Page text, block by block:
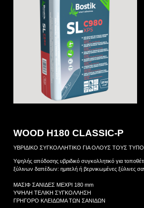
WOOD H180 CLASSIC-P
ΥΒΡΙΔΙΚΟ ΣΥΓΚΟΛΛΗΤΙΚΟ ΓΙΑ ΟΛΟΥΣ ΤΟΥΣ
Υψηλής απόδοσης υβριδικό συγκολλητικό για
ξύλινων δαπέδων: ημιτελή ή βερνικωμένες ξύλινες
ΜΑΣΙΦ ΣΑΝΙΔΕΣ ΜΕΧΡΙ 180 mm
ΥΨΗΛΗ ΤΕΛΙΚΗ ΣΥΓΚΟΛΛΗΣΗ
ΓΡΗΓΟΡΟ ΚΛΕΙΔΩΜΑ ΤΩΝ ΣΑΝΙΔΩΝ